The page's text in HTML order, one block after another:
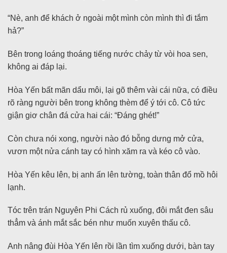
“Nè, anh để khách ở ngoài một mình còn mình thì đi tắm
hả?”
Bên trong loáng thoáng tiếng nước chảy từ vòi hoa sen,
không ai đáp lại.
Hòa Yến bất mãn dẩu môi, lại gõ thêm vài cái nữa, có điều
rõ ràng người bên trong không thèm để ý tới cô. Cô tức
giận giơ chân đá cửa hai cái: “Đáng ghét!”
Còn chưa nói xong, người nào đó bỗng dưng mở cửa,
vươn một nửa cánh tay có hình xăm ra và kéo cô vào.
Hòa Yến kêu lên, bị anh ấn lên tường, toàn thân đổ mồ hôi
lạnh.
Tóc trên trán Nguyên Phi Cách rủ xuống, đôi mắt đen sâu
thẳm và ánh mắt sắc bén như muốn xuyên thấu cô.
Anh nâng đùi Hòa Yến lên rồi lần tìm xuống dưới, bàn tay